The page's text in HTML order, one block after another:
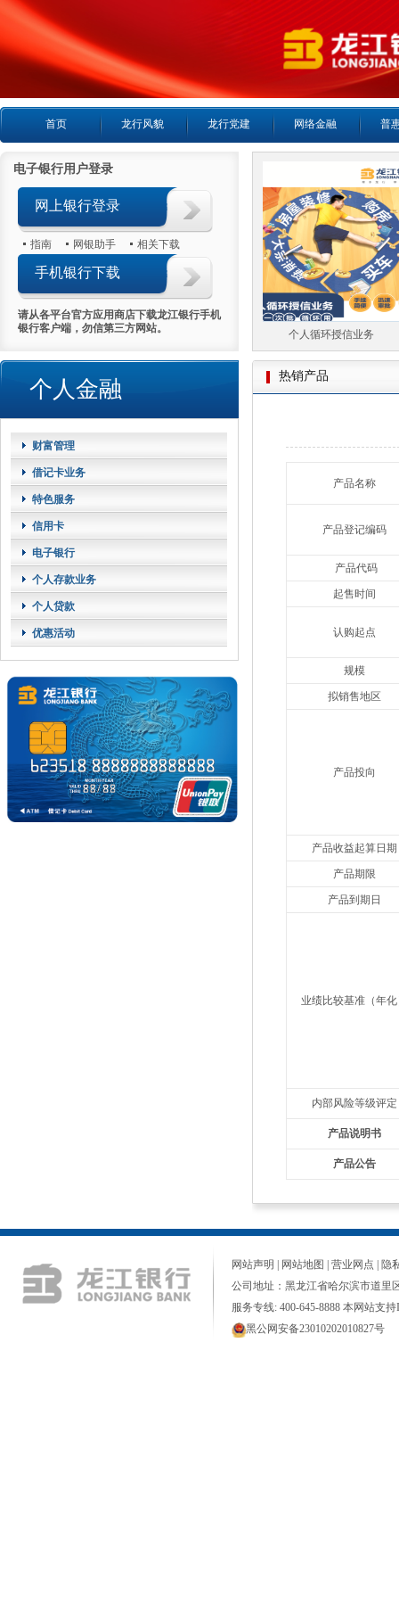
首页 龙行风貌 龙行党建 网络金融 普
电子银行用户登录
网上银行登录
指南 网银助手 相关下载
手机银行下载
请从各平台官方应用商店下载龙江银行手机
银行客户端，勿信第三方网站。
个人金融
财富管理
借记卡业务
特色服务
信用卡
电子银行
个人存款业务
个人贷款
优惠活动
个人房产抵押贷款 个人循环授信业务
热销产品
产品名称
产品登记编码
产品代码
起售时间
认购起点
规模
拟销售地区
产品投向
产品收益起算日期
产品期限
产品到期日
业绩比较基准（年
内部风险等级评定
产品说明书
产品公告
网站声明 网站地图 营业网点
隐
公司地址：黑龙江省哈尔滨市道里
服务专线: 400-645-8888 本网站支持
黑公网安备23010202010827号